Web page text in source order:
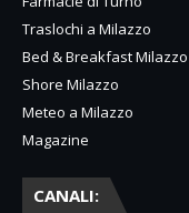
Traslochi a Milazzo
Bed & Breakfast Milazzo
Shore Milazzo
Meteo a Milazzo
Magazine
CANALI: